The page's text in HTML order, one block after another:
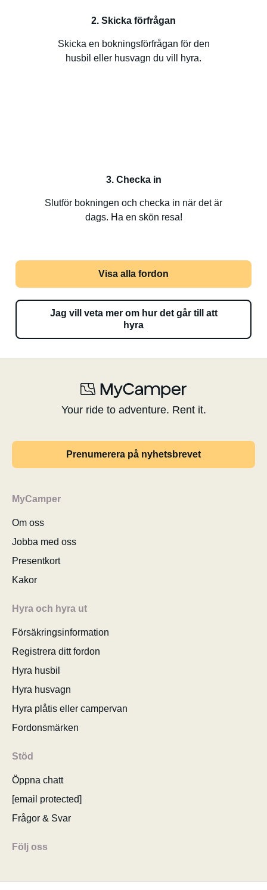
2. Skicka förfrågan
Skicka en bokningsförfrågan för den
husbil eller husvagn du vill hyra.
3. Checka in
Slutför bokningen och checka in när det är
dags. Ha en skön resa!
Visa alla fordon
Jag vill veta mer om hur det går till att
hyra
Your ride to adventure. Rent it.
Prenumerera på nyhetsbrevet
MyCamper
Om oss
Jobba med oss
Presentkort
Kakor
Hyra och hyra ut
Försäkringsinformation
Registrera ditt fordon
Hyra husbil
Hyra husvagn
Hyra plåtis eller campervan
Fordonsmärken
Stöd
Öppna chatt
[email protected]
Frågor & Svar
Följ oss